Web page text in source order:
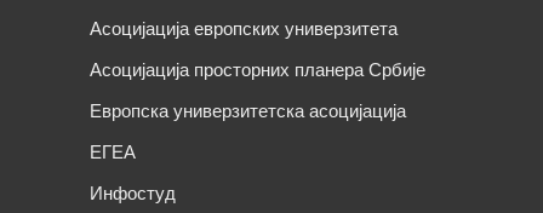
Асоцијација европских универзитета
Асоцијација просторних планера Србије
Европска универзитетска асоцијација
ЕГЕА
Инфостуд